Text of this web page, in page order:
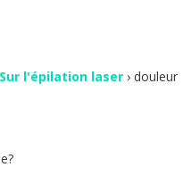
avisl'épilation laser › douleur